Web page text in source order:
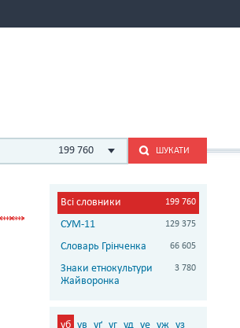
199 760 ШУКАТИ
Всі словники 199 760
СУМ-11 129 375
Словарь Грінченка 66 605
Знаки етнокультури
Жайворонка
3 780
уб ув уґ уг уд уе уж уз